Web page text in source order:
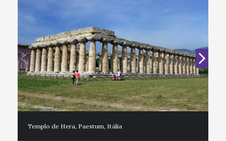
Templo de Hera, Paestum, Itália